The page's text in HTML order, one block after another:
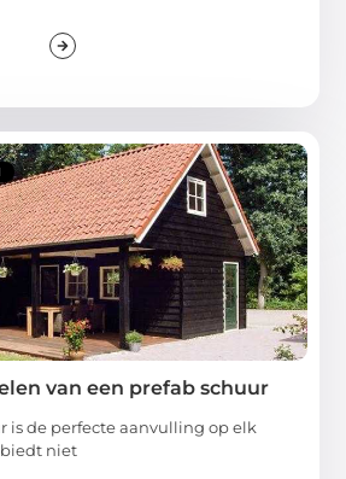
van een prefab schuur
is de perfecte aanvulling op elk
niet